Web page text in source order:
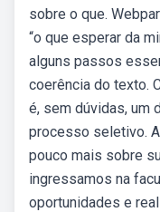
sobre o que.
“o que esperar da
alguns passos
coerência do texto.
é, sem dúvidas, um
processo seletivo.
pouco mais sobre
ingressamos na
oportunidades e